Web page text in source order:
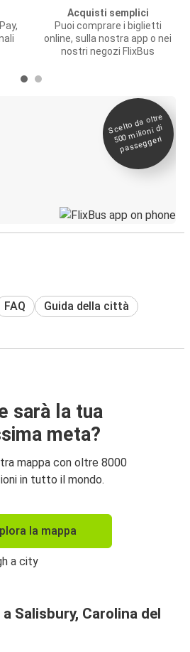
Acquisti semplici
Puoi comprare i biglietti
online, sulla nostra app o nei
nostri negozi FlixBus
Scelto da oltre
500
milioni di
passeggeri
FAQ Guida della città
sarà la tua
meta?
mappa con oltre 8000
in tutto il mondo.
la mappa
Salisbury, Carolina del